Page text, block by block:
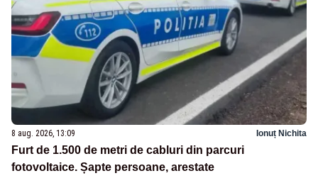
8 aug. 2026, 13:09 Ionuț Nichita
Furt de 1.500 de metri de cabluri din parcuri
fotovoltaice. Șapte persoane, arestate